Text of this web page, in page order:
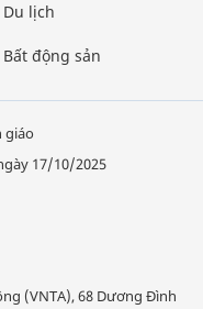
Du lịch
Bất động sản
giáo
17/10/2025
(VNTA), 68 Dương Đình